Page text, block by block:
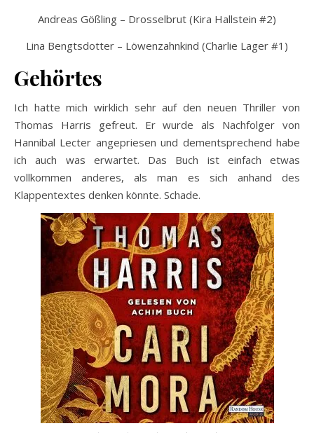
Andreas Gößling – Drosselbrut (Kira Hallstein #2)
Lina Bengtsdotter – Löwenzahnkind (Charlie Lager #1)
Gehörtes
Ich hatte mich wirklich sehr auf den neuen Thriller von
Thomas Harris gefreut. Er wurde als Nachfolger von
Hannibal Lecter angepriesen und dementsprechend habe
ich auch was erwartet. Das Buch ist einfach etwas
vollkommen anderes, als man es sich anhand des
Klappentextes denken könnte. Schade.